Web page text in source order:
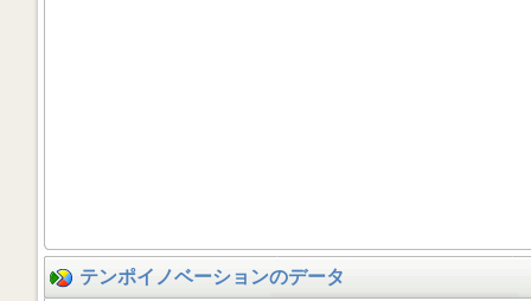
テンポイノベーションのデータ